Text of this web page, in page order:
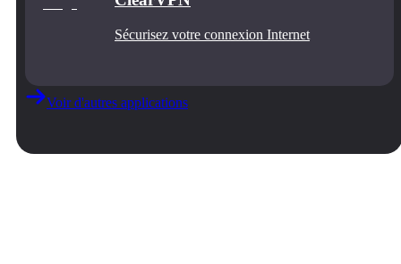
Sécurisez votre connexion Internet
Voir d'autres applications